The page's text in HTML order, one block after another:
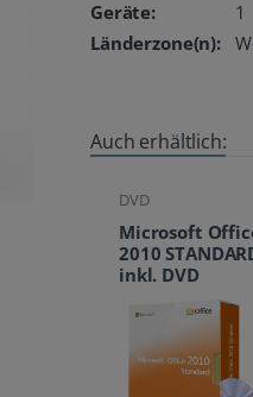
Geräte:
1
Länderzone(n):
Auch erhältlich:
DVD
Microsoft
2010
inkl. DVD